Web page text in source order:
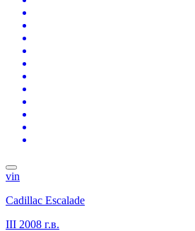
vin
Cadillac Escalade
III 2008 г.в.